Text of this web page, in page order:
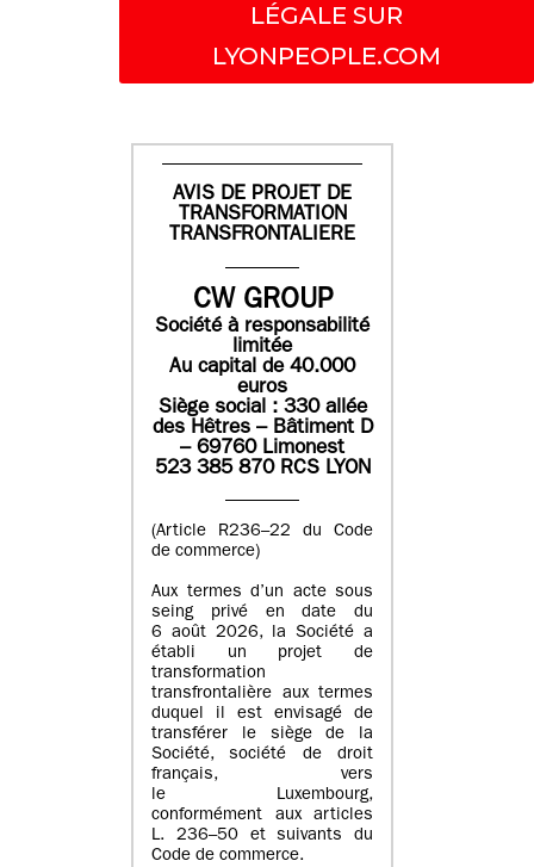
LÉGALE SUR
LYONPEOPLE.COM
AVIS DE PROJET DE
TRANSFORMATION
TRANSFRONTALIERE
CW GROUP
Société à responsabilité
limitée
Au capital de 40.000
euros
Siège social : 330 allée
des Hêtres – Bâtiment D
– 69760 Limonest
523 385 870 RCS LYON
(Article R236–22 du Code
de commerce)
Aux termes d’un acte sous
seing privé en date du
6 août 2026, la Société a
établi un projet de
transformation
transfrontalière aux termes
duquel il est envisagé de
transférer le siège de la
Société, société de droit
français, vers
le Luxembourg,
conformément aux articles
L. 236–50 et suivants du
Code de commerce.